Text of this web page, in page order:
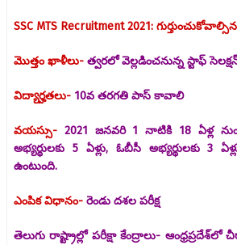
SSC MTS Recruitment 2021:
మొత్తం ఖాళీలు- త్వరలో వెల్లడించనున్న స్టాఫ్
విద్యార్హతలు- 10వ తరగతి పాస్ కావాలి
వయస్సు- 2021 జనవరి 1 నాటికి 18 ఏళ్ల
అభ్యర్థులకు 5 ఏళ్లు, ఓబీసీ అభ్యర్థులకు 3
ఉంటుంది.
ఎంపిక విధానం- రెండు దశల పరీక్ష
తెలుగు రాష్ట్రాల్లో పరీక్షా కేంద్రాలు-